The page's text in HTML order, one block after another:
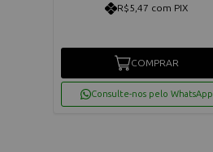
R$5,47 com PIX
COMPRAR
Consulte-nos pelo WhatsApp